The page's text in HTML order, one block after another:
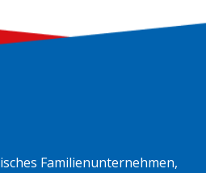
Familienunternehmen,